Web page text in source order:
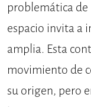
problemática
espacio invita a
amplia. Esta
movimiento de
su origen, pero